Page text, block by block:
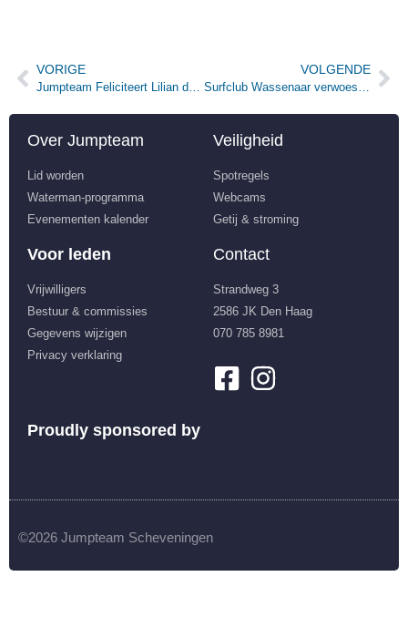
VORIGE
Jumpteam Feliciteert Lilian de Geus
VOLGENDE
Surfclub Wassenaar verwoest door brand
Over Jumpteam
Lid worden
Waterman-programma
Evenementen kalender
Veiligheid
Spotregels
Webcams
Getij & stroming
Voor leden
Vrijwilligers
Bestuur & commissies
Gegevens wijzigen
Privacy verklaring
Contact
Strandweg 3
2586 JK Den Haag
070 785 8981
Proudly sponsored by
©2026 Jumpteam Scheveningen